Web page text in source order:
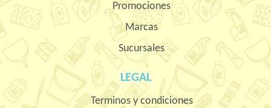
Promociones
Marcas
Sucursales
LEGAL
Terminos y condiciones